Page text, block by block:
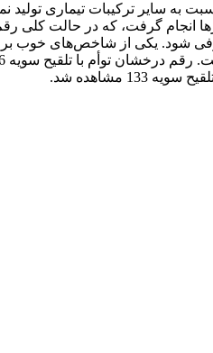
پروتئین دانه را نسبت به سایر
شود. یکی از شاخص‌های خوب